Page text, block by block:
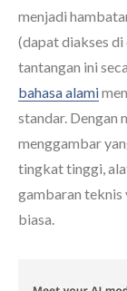
menjadi
(dapat diakses
tantangan ini
bahasa alami
standar. Dengan
menggambar
tingkat tinggi,
gambaran teknis
biasa.